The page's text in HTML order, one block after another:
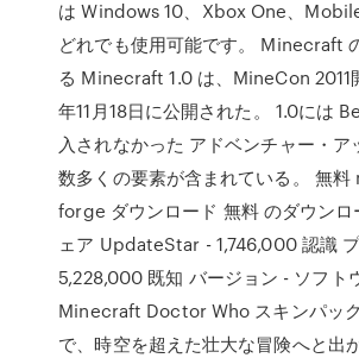
は Windows 10、Xbox One、
どれでも使用可能です。 Minecraft
る Minecraft 1.0 は、MineCon 2011
年11月18日に公開された。 1.0には
入されなかった アドベンチャー・ア
数多くの要素が含まれている。 無
forge ダウンロード 無料 のダウンロ
ェア UpdateStar - 1,746,000 認識
5,228,000 既知 バージョン - ソフト
Minecraft Doctor Who スキンパッ
で、時空を超えた壮大な冒険へと出